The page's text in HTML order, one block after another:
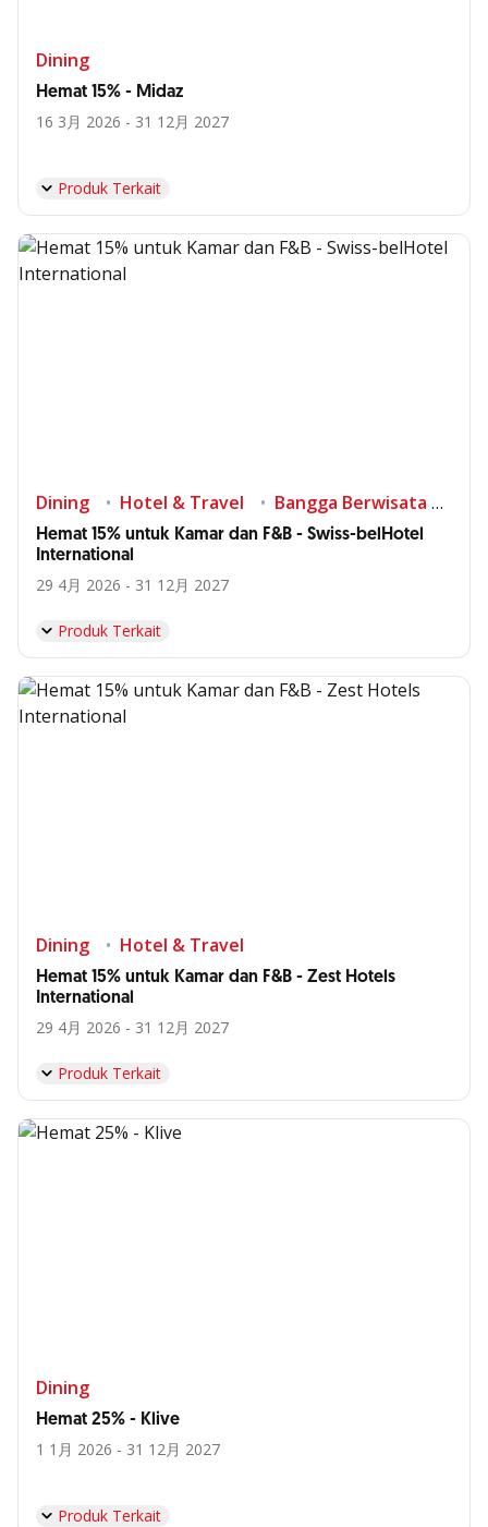
Dining
Hemat 15% - Midaz
16 3月 2026 - 31 12月 2027
Produk Terkait
Dining Hotel & Travel Bangga Berwisata di Indonesia
Hemat 15% untuk Kamar dan F&B - Swiss-belHotel
International
29 4月 2026 - 31 12月 2027
Produk Terkait
Dining Hotel & Travel
Hemat 15% untuk Kamar dan F&B - Zest Hotels
International
29 4月 2026 - 31 12月 2027
Produk Terkait
Dining
Hemat 25% - Klive
1 1月 2026 - 31 12月 2027
Produk Terkait